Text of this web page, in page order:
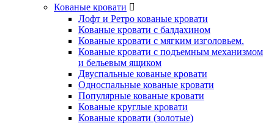
Кованые кровати
Лофт и Ретро кованые кровати
Кованые кровати с балдахином
Кованые кровати с мягким изголовьем.
Кованые кровати с подъемным механизмом
и бельевым ящиком
Двуспальные кованые кровати
Односпальные кованые кровати
Популярные кованые кровати
Кованые круглые кровати
Кованые кровати (золотые)